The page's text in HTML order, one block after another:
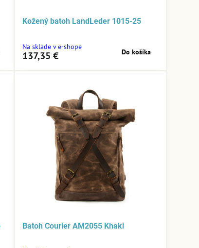
Kožený batoh LandLeder 1015-25
Na sklade v e-shope
137,35 € Do košíka
Batoh Courier AM2055 Khaki